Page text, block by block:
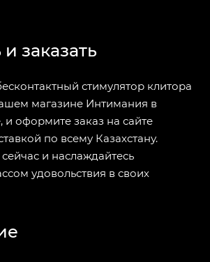
заказать
стимулятор клитора
магазине Интимания в
и оформите заказ на сайте
по всему Казахстану.
и наслаждайтесь
удовольствия в своих